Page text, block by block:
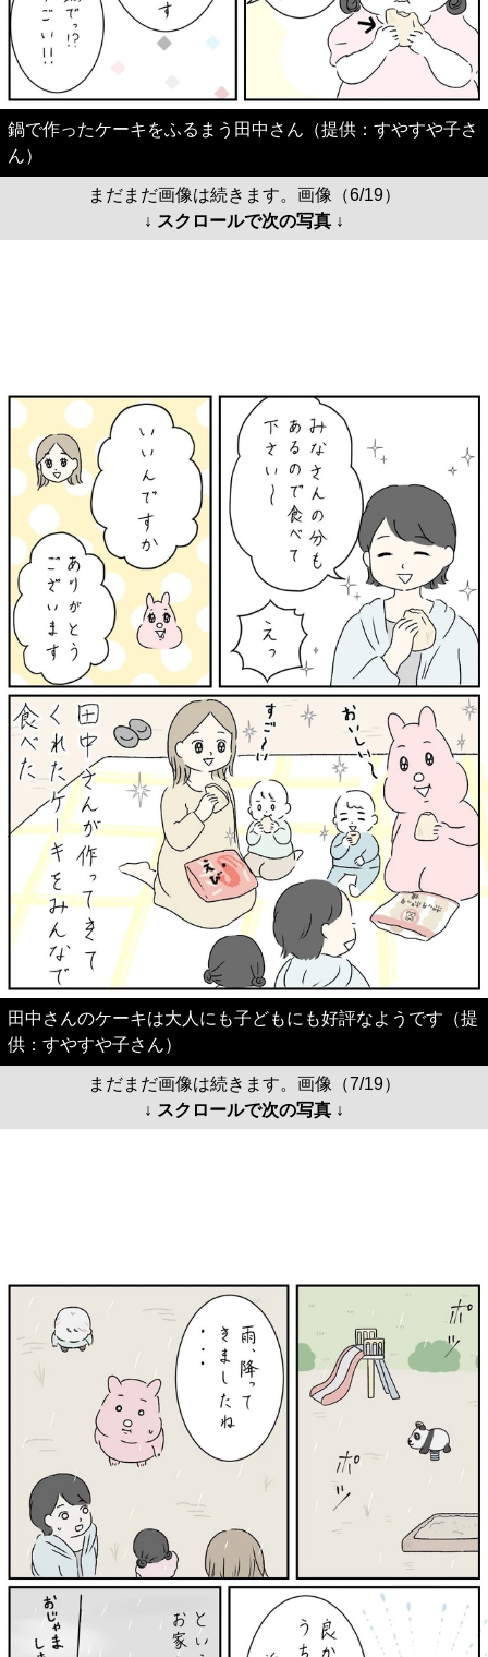
鍋で作ったケーキをふるまう田中さん（提供：すやすや子さ
ん）
まだまだ画像は続きます。画像（6/19）
↓ スクロールで次の写真 ↓
田中さんのケーキは大人にも子どもにも好評なようです（提
供：すやすや子さん）
まだまだ画像は続きます。画像（7/19）
↓ スクロールで次の写真 ↓